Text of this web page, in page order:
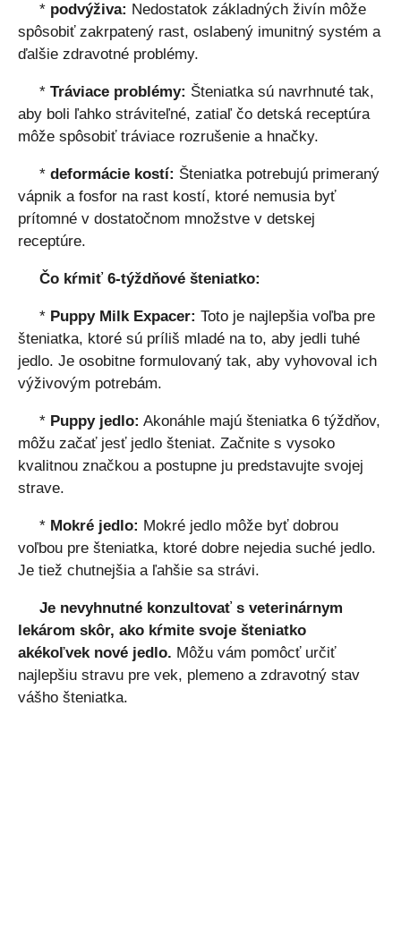
* podvýživa: Nedostatok základných živín môže
spôsobiť zakrpatený rast, oslabený imunitný systém a
ďalšie zdravotné problémy.
* Tráviace problémy: Šteniatka sú navrhnuté tak,
aby boli ľahko stráviteľné, zatiaľ čo detská receptúra ​​
môže spôsobiť tráviace rozrušenie a hnačky.
* deformácie kostí: Šteniatka potrebujú primeraný
vápnik a fosfor na rast kostí, ktoré nemusia byť
prítomné v dostatočnom množstve v detskej
receptúre.
Čo kŕmiť 6-týždňové šteniatko:
* Puppy Milk Expacer: Toto je najlepšia voľba pre
šteniatka, ktoré sú príliš mladé na to, aby jedli tuhé
jedlo. Je osobitne formulovaný tak, aby vyhovoval ich
výživovým potrebám.
* Puppy jedlo: Akonáhle majú šteniatka 6 týždňov,
môžu začať jesť jedlo šteniat. Začnite s vysoko
kvalitnou značkou a postupne ju predstavujte svojej
strave.
* Mokré jedlo: Mokré jedlo môže byť dobrou
voľbou pre šteniatka, ktoré dobre nejedia suché jedlo.
Je tiež chutnejšia a ľahšie sa strávi.
Je nevyhnutné konzultovať s veterinárnym
lekárom skôr, ako kŕmite svoje šteniatko
akékoľvek nové jedlo. Môžu vám pomôcť určiť
najlepšiu stravu pre vek, plemeno a zdravotný stav
vášho šteniatka.